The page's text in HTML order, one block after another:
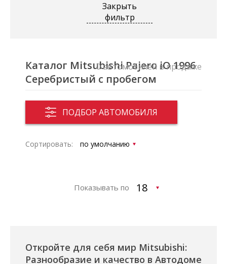
Закрыть
фильтр
Каталог Mitsubishi Pajero iO 1996
Серебристый с пробегом
ПОДБОР АВТОМОБИЛЯ
0 автомобилей в продаже
Сортировать:
Показывать по
Откройте для себя мир Mitsubishi:
Разнообразие и качество в Автодоме